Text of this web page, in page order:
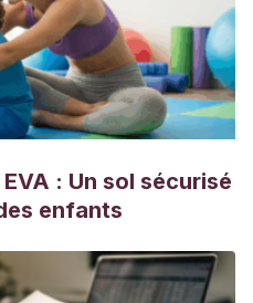
: Un sol sécurisé
enfants